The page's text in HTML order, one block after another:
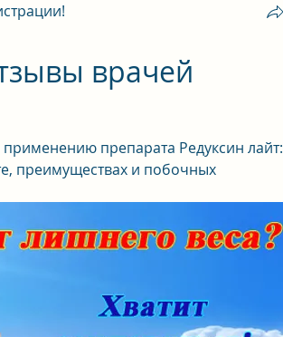
врачей
препарата Редуксин лайт:
преимуществах и побочных